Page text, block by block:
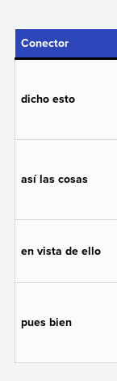
Conector
dicho esto
así las cosas
en vista de ello
pues bien